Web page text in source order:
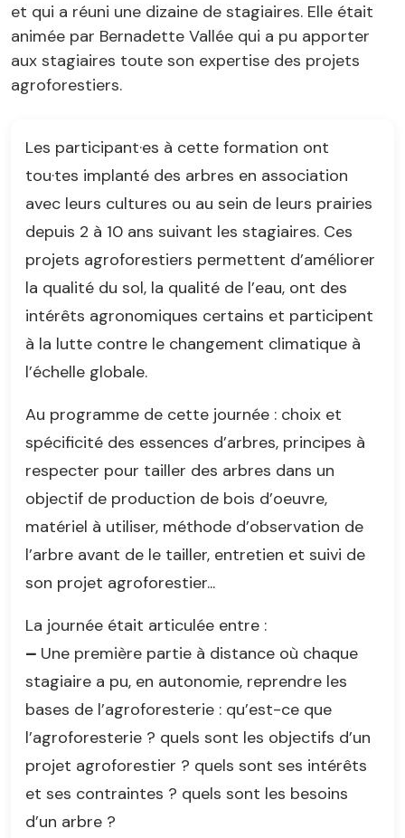
et qui a réuni une dizaine de stagiaires. Elle était
animée par Bernadette Vallée qui a pu apporter
aux stagiaires toute son expertise des projets
agroforestiers.
Les participant·es à cette formation ont
tou·tes implanté des arbres en association
avec leurs cultures ou au sein de leurs prairies
depuis 2 à 10 ans suivant les stagiaires. Ces
projets agroforestiers permettent d’améliorer
la qualité du sol, la qualité de l’eau, ont des
intérêts agronomiques certains et participent
à la lutte contre le changement climatique à
l’échelle globale.
Au programme de cette journée : choix et
spécificité des essences d’arbres, principes à
respecter pour tailler des arbres dans un
objectif de production de bois d’oeuvre,
matériel à utiliser, méthode d’observation de
l’arbre avant de le tailler, entretien et suivi de
son projet agroforestier...
La journée était articulée entre :
– Une première partie à distance où chaque
stagiaire a pu, en autonomie, reprendre les
bases de l’agroforesterie : qu’est-ce que
l’agroforesterie ? quels sont les objectifs d’un
projet agroforestier ? quels sont ses intérêts
et ses contraintes ? quels sont les besoins
d’un arbre ?